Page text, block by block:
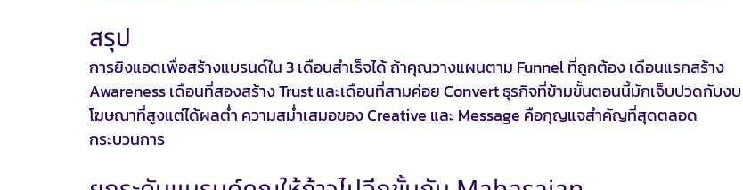
สรุป
การยิงแอดเพื่อสร้างแบรนด์ใน 3 เดือนสำเร็จได้ ถ้าคุณวางแผนตาม Funnel ที่ถูกต้อง เดือนแรกสร้าง
Awareness เดือนที่สองสร้าง Trust และเดือนที่สามค่อย Convert ธุรกิจที่ข้ามขั้นตอนนี้มักเจ็บปวดกับงบ
โฆษณาที่สูงแต่ได้ผลต่ำ ความสม่ำเสมอของ Creative และ Message คือกุญแจสำคัญที่สุดตลอด
กระบวนการ